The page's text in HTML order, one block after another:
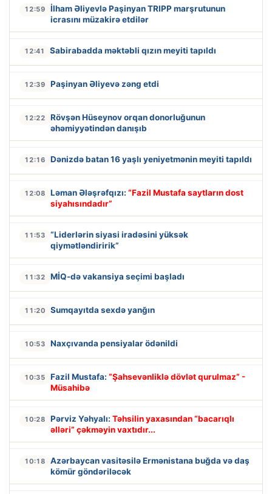
12:59
İlham Əliyevlə Paşinyan TRIPP marşrutunun
icrasını müzakirə etdilər
12:41 Sabirabadda məktəbli qızın meyiti tapıldı
12:39 Paşinyan Əliyevə zəng etdi
12:22
Rövşən Hüseynov orqan donorluğunun
əhəmiyyətindən danışıb
12:16 Dənizdə batan 16 yaşlı yeniyetmənin meyiti tapıldı
12:08 Ləman Ələşrəfqızı: “Fazil Mustafa saytların dost
siyahısındadır”
11:53
“Liderlərin siyasi iradəsini yüksək
qiymətləndiririk”
11:32 MİQ-də vakansiya seçimi başladı
11:20 Sumqayıtda sexdə yanğın
10:53 Naxçıvanda pensiyalar ödənildi
10:35 Fazil Mustafa: “Şahsevənliklə dövlət qurulmaz” -
Müsahibə
10:28 Pərviz Yəhyalı: Təhsilin yaxasından “bacarıqlı
əlləri” çəkməyin vaxtıdır...
10:18
Azərbaycan vasitəsilə Ermənistana buğda və daş
kömür göndəriləcək